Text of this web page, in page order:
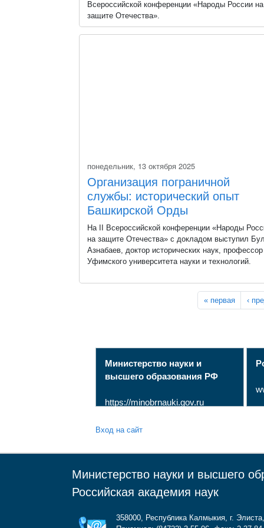
Всероссийской конференции «Народы России на
защите Отечества».
понедельник, 13 октября 2025
Организация пограничной
службы: исторический опыт
Башкирской Орды
На II Всероссийской конференции «Народы
на защите Отечества» с докладом выступил
Азнабаев, доктор исторических наук, профессор
Уфимского университета науки и технологий.
В своем выступлении автор на основе архивных
материалов исследует ключевую роль
Орды в организации системы защиты юго-
« первая ‹
Министерство науки и
высшего образования РФ
https://minobrnauki.gov.ru
Вход на сайт
Министерство науки и высшего
Российская академия наук
358000, Республика Калмыкия, г.